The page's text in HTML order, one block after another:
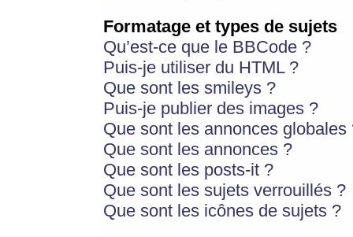
Formatage et types de sujets
Qu’est-ce que le BBCode ?
Puis-je utiliser du HTML ?
Que sont les smileys ?
Puis-je publier des images ?
Que sont les annonces globales
Que sont les annonces ?
Que sont les posts-it ?
Que sont les sujets verrouillés ?
Que sont les icônes de sujets ?